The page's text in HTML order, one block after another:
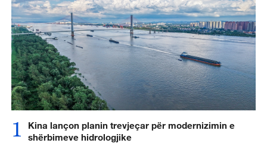
1
Kina lançon planin trevjeçar për modernizimin e
shërbimeve hidrologjike